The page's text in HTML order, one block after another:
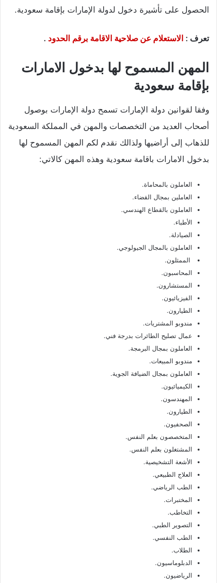
الحصول على تأشيرة دخول لدولة الإمارات بإقامة سعودية.
تعرف : الاستعلام عن صلاحية الاقامة برقم الحدود .
المهن المسموح لها بدخول الامارات
بإقامة سعودية
وفقا لقوانين دولة الإمارات تسمح دولة الإمارات بوصول
أصحاب العديد من التخصصات والمهن في المملكة السعودية
للذهاب إلى أراضيها ولذالك نقدم لكم المهن المسموح لها
بدخول الامارات باقامة سعودية وهذه المهن كالاتي:
العاملون بالمحاماة.
العاملين بمجال القضاء.
العاملون بالقطاع الهندسي.
الأطباء.
الصيادلة.
العاملون بالمجال الجيولوجي.
الممثلون.
المحاسبون.
المستشارون.
الفيزيائيون.
‏الطيارون.
مندوبو المشتريات.
عمال تصليح الطائرات بدرجة فني.
العاملون بمجال البرمجة.
مندوبو المبيعات.
العاملون بمجال الضيافة الجوية.
الكيميائيون.
المهندسون.
الطيارون.
الصحفيون.
المتخصصون بعلم النفس.
المشتغلون بعلم النفس.
الأشعة التشخيصية.
العلاج الطبيعي.
الطب الرياضي.
المختبرات.
التخاطب.
التصوير الطبي.
الطب النفسي.
الطلاب.
الدبلوماسيون.
الرياضيون.